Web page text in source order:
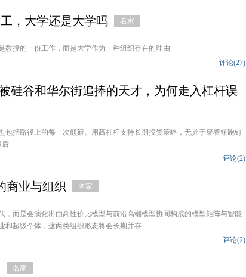
，大学还是大学吗
名家
教授的一份工作，而是大学作为一种组织存在的理由
评论(27)
硅谷和华尔街追捧的天才，为何走入杠杆误
包括路径上的每一次颠簸。用高杠杆支持长期投资策略，无异于穿着短跑钉
后
评论(2)
商业与组织
名家
，而是会演化出由高性价比模型与前沿高端模型协同构成的模型矩阵与智能
和超级个体，这两类组织形态将会长期并存
评论(2)
名家